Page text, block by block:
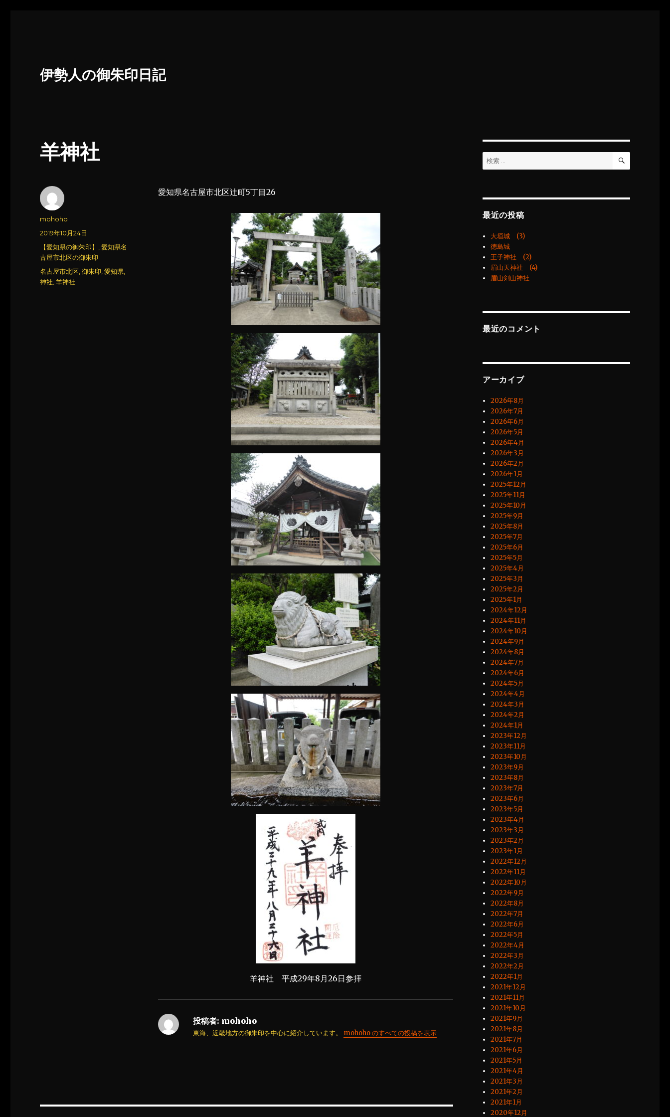
伊勢人の御朱印日記
羊神社
愛知県名古屋市北区辻町5丁目26
羊神社 平成29年8月26日参拝
投稿者: mohoho
東海、近畿地方の御朱印を中心に紹介しています。 mohoho のすべての投稿を表示
投
mohoho
投
稿
日:
2019年10月24日
カ
テ
ゴ
リ
【愛知県の御朱印】 ,愛知県名
古屋市北区の御朱印
タ
グ
名古屋市北区 ,御朱印 ,愛知県
神社 ,羊神社
検
索:
検
最近の投稿
大垣城 (3)
徳島城
王子神社 (2)
眉山天神社 (4)
眉山剣山神社
最近のコメント
アーカイブ
2026年8月
2026年7月
2026年6月
2026年5月
2026年4月
2026年3月
2026年2月
2026年1月
2025年12月
2025年11月
2025年10月
2025年9月
2025年8月
2025年7月
2025年6月
2025年5月
2025年4月
2025年3月
2025年2月
2025年1月
2024年12月
2024年11月
2024年10月
2024年9月
2024年8月
2024年7月
2024年6月
2024年5月
2024年4月
2024年3月
2024年2月
2024年1月
2023年12月
2023年11月
2023年10月
2023年9月
2023年8月
2023年7月
2023年6月
2023年5月
2023年4月
2023年3月
2023年2月
2023年1月
2022年12月
2022年11月
2022年10月
2022年9月
2022年8月
2022年7月
2022年6月
2022年5月
2022年4月
2022年3月
2022年2月
2022年1月
2021年12月
2021年11月
2021年10月
2021年9月
2021年8月
2021年7月
2021年6月
2021年5月
2021年4月
2021年3月
2021年2月
2021年1月
2020年12月